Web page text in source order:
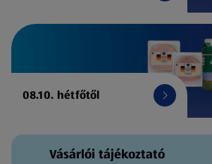
08.10. hétfőtől
Vásárlói tájékoztató